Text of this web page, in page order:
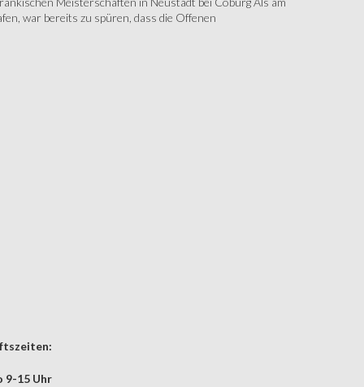
war bereits zu spüren, dass die Offenen
9-15 Uhr